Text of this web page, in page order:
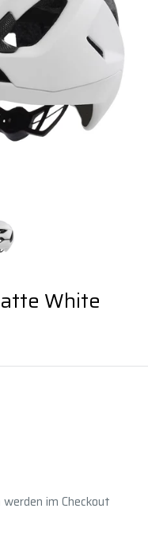
White
werden im Checkout